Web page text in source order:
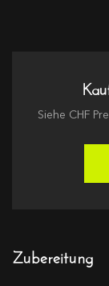
Siehe CHF
Zubereitung